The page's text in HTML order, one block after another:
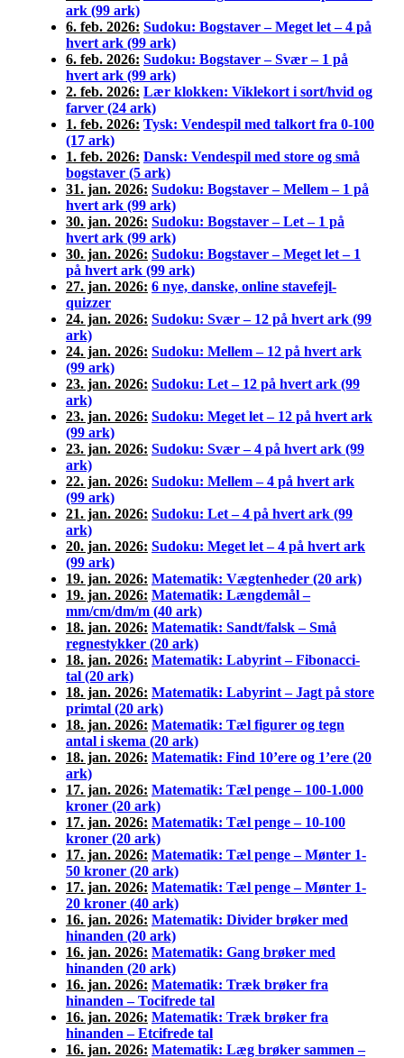
ark (99 ark)
6. feb. 2026: Sudoku: Bogstaver – Meget let – 4 på
hvert ark (99 ark)
6. feb. 2026: Sudoku: Bogstaver – Svær – 1 på
hvert ark (99 ark)
2. feb. 2026: Lær klokken: Viklekort i sort/hvid og
farver (24 ark)
1. feb. 2026: Tysk: Vendespil med talkort fra 0-100
(17 ark)
1. feb. 2026: Dansk: Vendespil med store og små
bogstaver (5 ark)
31. jan. 2026: Sudoku: Bogstaver – Mellem – 1 på
hvert ark (99 ark)
30. jan. 2026: Sudoku: Bogstaver – Let – 1 på
hvert ark (99 ark)
30. jan. 2026: Sudoku: Bogstaver – Meget let – 1
på hvert ark (99 ark)
27. jan. 2026: 6 nye, danske, online stavefejl-
quizzer
24. jan. 2026: Sudoku: Svær – 12 på hvert ark (99
ark)
24. jan. 2026: Sudoku: Mellem – 12 på hvert ark
(99 ark)
23. jan. 2026: Sudoku: Let – 12 på hvert ark (99
ark)
23. jan. 2026: Sudoku: Meget let – 12 på hvert ark
(99 ark)
23. jan. 2026: Sudoku: Svær – 4 på hvert ark (99
ark)
22. jan. 2026: Sudoku: Mellem – 4 på hvert ark
(99 ark)
21. jan. 2026: Sudoku: Let – 4 på hvert ark (99
ark)
20. jan. 2026: Sudoku: Meget let – 4 på hvert ark
(99 ark)
19. jan. 2026: Matematik: Vægtenheder (20 ark)
19. jan. 2026: Matematik: Længdemål –
mm/cm/dm/m (40 ark)
18. jan. 2026: Matematik: Sandt/falsk – Små
regnestykker (20 ark)
18. jan. 2026: Matematik: Labyrint – Fibonacci-
tal (20 ark)
18. jan. 2026: Matematik: Labyrint – Jagt på store
primtal (20 ark)
18. jan. 2026: Matematik: Tæl figurer og tegn
antal i skema (20 ark)
18. jan. 2026: Matematik: Find 10’ere og 1’ere (20
ark)
17. jan. 2026: Matematik: Tæl penge – 100-1.000
kroner (20 ark)
17. jan. 2026: Matematik: Tæl penge – 10-100
kroner (20 ark)
17. jan. 2026: Matematik: Tæl penge – Mønter 1-
50 kroner (20 ark)
17. jan. 2026: Matematik: Tæl penge – Mønter 1-
20 kroner (40 ark)
16. jan. 2026: Matematik: Divider brøker med
hinanden (20 ark)
16. jan. 2026: Matematik: Gang brøker med
hinanden (20 ark)
16. jan. 2026: Matematik: Træk brøker fra
hinanden – Tocifrede tal
16. jan. 2026: Matematik: Træk brøker fra
hinanden – Etcifrede tal
16. jan. 2026: Matematik: Læg brøker sammen –